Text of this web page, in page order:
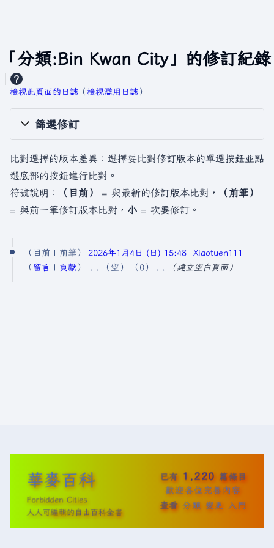
「分類:Bin Kwan City」的修訂紀錄
檢視此頁面的日誌 ​（檢視濫用日誌）
篩選修訂
比對選擇的版本差異：選擇要比對修訂版本的單選按鈕並點
選底部的按鈕進行比對。
符號說明：
（目前） = 與最新的修訂版本比對，
（前筆）
= 與前一筆修訂版本比對， 小 = 次要修訂。
2
2
日
目前 前筆 2026年1月4日 (日) 15:48
Xiaotuen111
留言
貢獻 空 0 建立空白頁面
華麥百科
Forbidden Cities
人人可編輯的自由百科全書
已有 1,220 篇條目
歡迎各位完善內容
查看 分類 變更 入門